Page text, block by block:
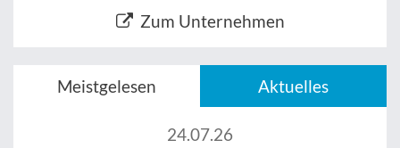
Zum Unternehmen
Meistgelesen Aktuelles
24.07.26